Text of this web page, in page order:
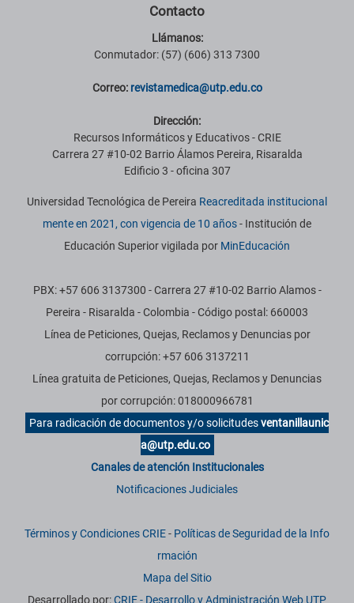
Contacto
Llámanos:
Conmutador: (57) (606) 313 7300
Correo: revistamedica@utp.edu.co
Dirección:
Recursos Informáticos y Educativos - CRIE
Carrera 27 #10-02 Barrio Álamos Pereira, Risaralda
Edificio 3 - oficina 307
Universidad Tecnológica de Pereira Reacreditada institucional
mente en 2021, con vigencia de 10 años- Institución de
Educación Superior vigilada por MinEducación
PBX: +57 606 3137300 - Carrera 27 #10-02 Barrio Alamos -
Pereira - Risaralda - Colombia - Código postal: 660003
Línea de Peticiones, Quejas, Reclamos y Denuncias por
corrupción: +57 606 3137211
Línea gratuita de Peticiones, Quejas, Reclamos y Denuncias
por corrupción: 018000966781
Para radicación de documentos y/o solicitudesventanillaunic
a@utp.edu.co
Canales de atención Institucionales
Notificaciones Judiciales
Términos y Condiciones CRIE- Políticas de Seguridad de la Info
rmación
Mapa del Sitio
Desarrollado por:CRIE - Desarrollo y Administración Web UTP